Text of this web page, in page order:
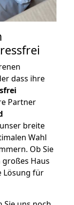
dass ihre
Partner
breite
Wahl
Ob Sie
Haus
Lösung für